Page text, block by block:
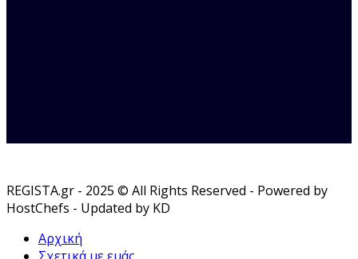
REGISTA.gr - 2025 © All Rights Reserved - Powered by
HostChefs - Updated by KD
Αρχική